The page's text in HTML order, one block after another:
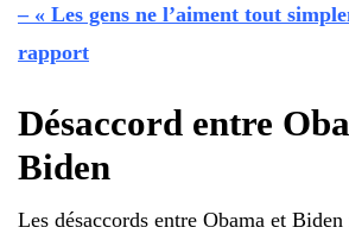
– « Les gens ne l’aiment tout
rapport
Désaccord entre
Biden
Les désaccords entre Obama et